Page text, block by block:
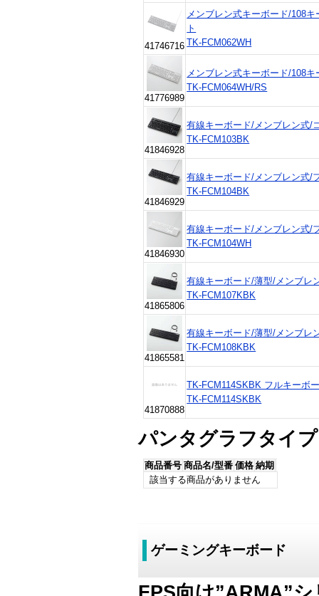
41746716
メンブレン式キーボード/108
ト
TK-FCM062WH
41776989
メンブレン式キーボード/108
TK-FCM064WH/RS
41846928
有線キーボード/メンブレン式/
TK-FCM103BK
41846929
有線キーボード/メンブレン式/
TK-FCM104BK
41846930
有線キーボード/メンブレン式/
TK-FCM104WH
41865806
有線キーボード/薄型/メンブレ
TK-FCM107KBK
41865581
有線キーボード/薄型/メンブレ
TK-FCM108KBK
41870888
TK-FCM114SKBK フルキーボ
TK-FCM114SKBK
パンタグラフタイプ
商品番号 商品名/型番 価格 納期
該当する商品がありません
ゲーミングキーボード